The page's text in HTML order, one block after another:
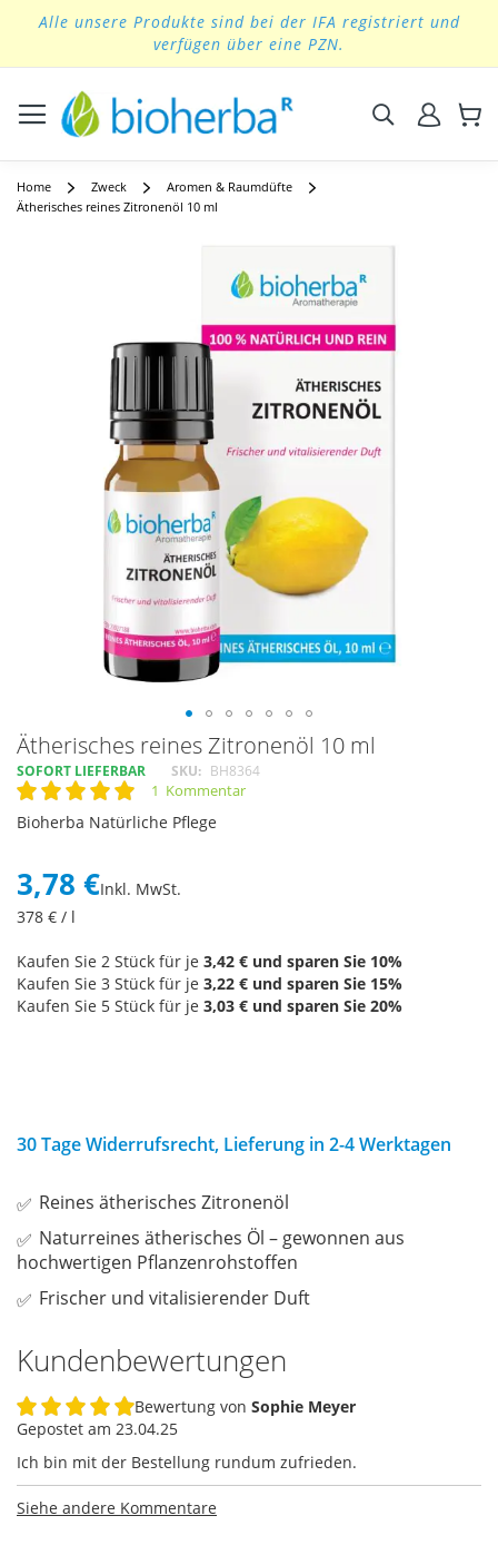
to
Alle unsere Produkte sind bei der IFA registriert und
verfügen über eine PZN.
Suchen
Home Zweck
Aromen & Raumdüfte
Ätherisches reines Zitronenöl 10 ml
Ätherisches reines Zitronenöl 10 ml
SOFORT LIEFERBAR SKU BH8364
Rating: 1 Kommentar
Bioherba Natürliche Pflege
3,78 €Inkl. MwSt.
378 € / l
Kaufen Sie 2 Stück für je 3,42 € und sparen Sie 10%
Kaufen Sie 3 Stück für je 3,22 € und sparen Sie 15%
Kaufen Sie 5 Stück für je 3,03 € und sparen Sie 20%
30 Tage Widerrufsrecht, Lieferung in 2-4 Werktagen
Reines ätherisches Zitronenöl
Naturreines ätherisches Öl – gewonnen aus
hochwertigen Pflanzenrohstoffen
Frischer und vitalisierender Duft
Kundenbewertungen
100%
Bewertung von Sophie Meyer
Gepostet am 23.04.25
Ich bin mit der Bestellung rundum zufrieden.
Siehe andere Kommentare
Skip
to
the
beginning
of
images
gallery